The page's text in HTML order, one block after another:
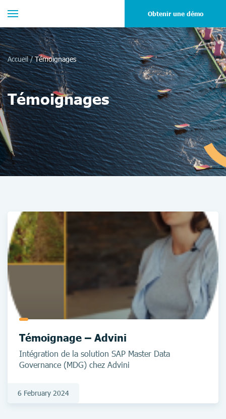
Obtenir une démo
Accueil / Témoignages
Témoignages
Témoignage – Advini
Intégration de la solution SAP Master Data
Governance (MDG) chez Advini
6 February 2024